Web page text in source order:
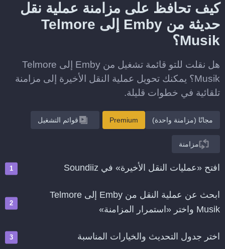
كيف تحافظ على مزامنة عملية نقل
حديثة من Emby إلى Telmore
Musik؟
هل نقلت للتو قائمة تشغيل من Emby إلى Telmore
Musik؟ يمكنك تحويل عملية النقل الأخيرة إلى مزامنة
تلقائية في خطوات قليلة.
مجانًا (مزامنة واحدة) Premium قوائم التشغيل
مزامنة
افتح «عمليات النقل الأخيرة» في Soundiiz
ابحث عن عملية النقل من Emby إلى Telmore
Musik واختر «استمرار المزامنة»
اختر جدول التحديث والخيارات المناسبة